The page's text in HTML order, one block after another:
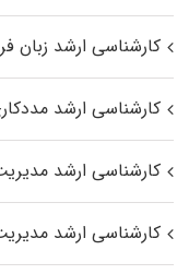
کارشناسی ارشد زبان
کارشناسی ارشد
کارشناسی ارشد
کارشناسی ارشد